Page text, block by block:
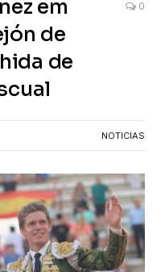
em
de
de
0
NOTICIAS